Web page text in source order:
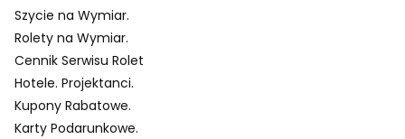
Szycie na Wymiar.
Rolety na Wymiar.
Cennik Serwisu Rolet
Hotele. Projektanci.
Kupony Rabatowe.
Karty Podarunkowe.